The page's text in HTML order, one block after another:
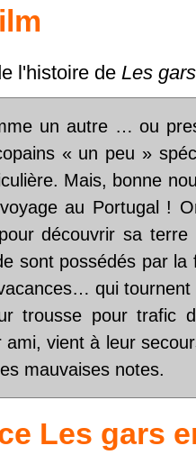
l'histoire de Les gars
un autre … ou
« un peu »
Mais, bonne
au Portugal !
découvrir sa
sont possédés par
qui
trousse pour trafic
ami, vient à leur
mauvaises notes.
Les gars